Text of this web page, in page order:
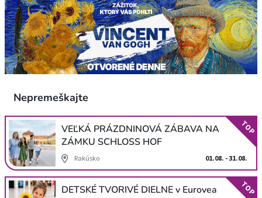
Nepremeškajte
VEĽKÁ PRÁZDNINOVÁ ZÁBAVA NA
ZÁMKU SCHLOSS HOF
Rakúsko 01.08. - 31.08.
TOP
DETSKÉ TVORIVÉ DIELNE v Eurovea TOP